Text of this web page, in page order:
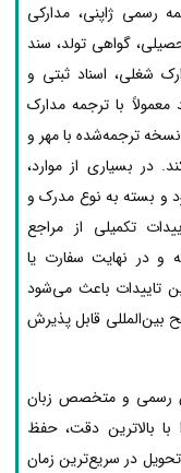
رسمی ژاپنی، مدارکی
گواهی تولد، سند
شغلی، اسناد ثبتی و
با ترجمه مدارک
ترجمه‌شده با مهر و
در بسیاری از موارد،
و بسته به نوع مدرک و
تکمیلی از مراجع
و در نهایت سفارت یا
تاییدات باعث می‌شود
بین‌المللی قابل پذیرش
رسمی و متخصص زبان
بالاترین دقت، حفظ
در سریع‌ترین زمان